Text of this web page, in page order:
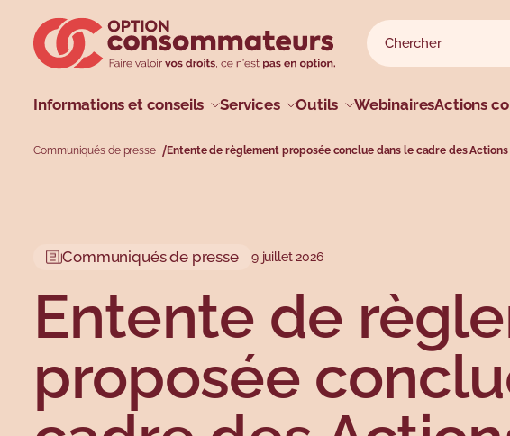
Rechercher sur le
Rechercher
Menu principal
Informations et conseils
Profils Sujets
Services Outils WebinairesActions
Types Sujets
Communiqués de presse Entente de règlement proposée conclue dans le cadre des
Communiqués de presse 9 juillet 2026
Entente de
proposée